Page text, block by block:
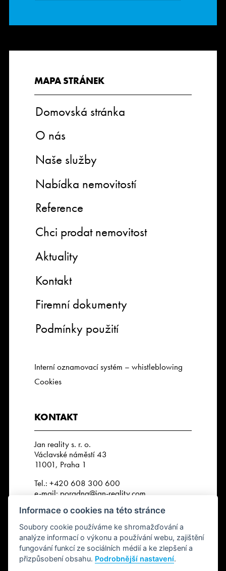
MAPA STRÁNEK
Domovská stránka
O nás
Naše služby
Nabídka nemovitostí
Reference
Chci prodat nemovitost
Aktuality
Kontakt
Firemní dokumenty
Podmínky použití
Interní oznamovací systém – whistleblowing
Cookies
KONTAKT
Jan reality s. r. o.
Václavské náměstí 43
11001, Praha 1
Tel.:+420 608 300 600
e-mail: poradna@jan-reality.com
IČO: 29057752
DIČ: CZ29057752
Číslo depozitního účtu r. k.:
2202612637 / 2010
Informace o cookies na této stránce
Soubory cookie používáme ke shromažďování a
analýze informací o výkonu a používání webu, zajištění
fungování funkcí ze sociálních médií a ke zlepšení a
přizpůsobení obsahu. Podrobnější nastavení.